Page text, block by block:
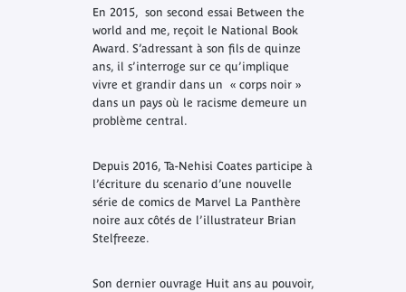
En 2015, son second essai Between the
world and me, reçoit le National Book
Award. S’adressant à son fils de quinze
ans, il s’interroge sur ce qu’implique
vivre et grandir dans un « corps noir »
dans un pays où le racisme demeure un
problème central.
Depuis 2016, Ta-Nehisi Coates participe à
l’écriture du scenario d’une nouvelle
série de comics de Marvel La Panthère
noire aux côtés de l’illustrateur Brian
Stelfreeze.
Son dernier ouvrage Huit ans au pouvoir,